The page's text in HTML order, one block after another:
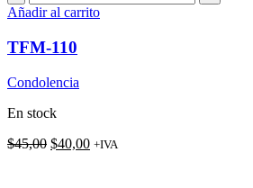
110
Añadir al carrito
TFM-110
Condolencia
En stock
$45,00 El
$40,00El+IVA